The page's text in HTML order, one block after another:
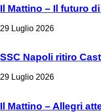
Il Mattino – Il futuro
29 Luglio 2026
SSC Napoli ritiro
29 Luglio 2026
Il Mattino – Allegri